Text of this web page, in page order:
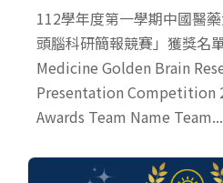
112學年度第一學期中國醫
頭腦科研簡報競賽」獲獎名
Medicine Golden Brain
Presentation Competition
Awards Team Name Team...